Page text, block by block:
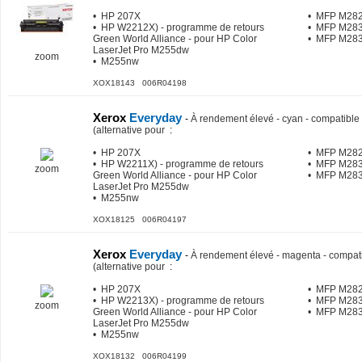
zoom
• HP 207X
• HP W2212X) - programme de retours
Green World Alliance - pour HP Color
LaserJet Pro M255dw
• M255nw
• MFP
• MFP
• MFP
XOX18143 006R04198
zoom
Xerox Everyday - À rendement élevé - cyan -
(alternative pour :
• HP 207X
• HP W2211X) - programme de retours
Green World Alliance - pour HP Color
LaserJet Pro M255dw
• M255nw
• MFP
• MFP
• MFP
XOX18125 006R04197
zoom
Xerox Everyday - À rendement élevé - magenta -
(alternative pour :
• HP 207X
• HP W2213X) - programme de retours
Green World Alliance - pour HP Color
LaserJet Pro M255dw
• M255nw
• MFP
• MFP
• MFP
XOX18132 006R04199